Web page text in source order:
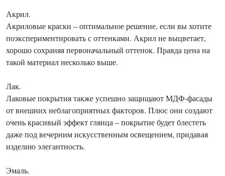
Акрил.
Акриловые краски – оптимальное решение, если вы хотите
поэкспериментировать с оттенками. Акрил не выцветает,
хорошо сохраняя первоначальный оттенок. Правда цена на
такой материал несколько выше.
Лак.
Лаковые покрытия также успешно защищают МДФ-фасады
от внешних неблагоприятных факторов. Плюс они создают
очень красивый эффект глянца – покрытие будет блестеть
даже под вечерним искусственным освещением, придавая
изделию элегантность.
Эмаль.